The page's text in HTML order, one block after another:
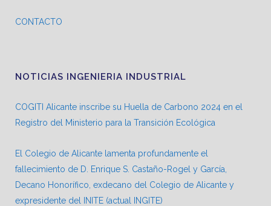
CONTACTO
NOTICIAS INGENIERIA INDUSTRIAL
COGITI Alicante inscribe su Huella de Carbono 2024 en el
Registro del Ministerio para la Transición Ecológica
El Colegio de Alicante lamenta profundamente el
fallecimiento de D. Enrique S. Castaño-Rogel y García,
Decano Honorífico, exdecano del Colegio de Alicante y
expresidente del INITE (actual INGITE)